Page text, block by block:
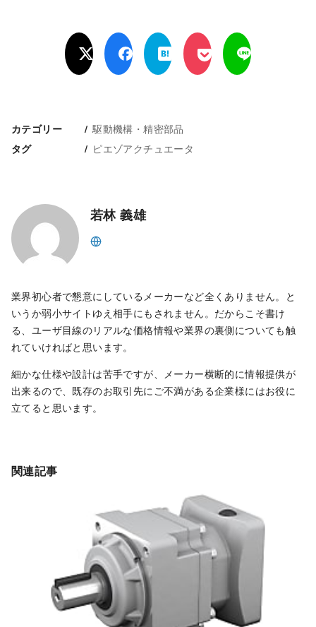
カテゴリー 駆動機構・精密部品
タグ ピエゾアクチュエータ
若林 義雄
業界初心者で懇意にしているメーカーなど全くありません。と
いうか弱小サイトゆえ相手にもされません。だからこそ書け
る、ユーザ目線のリアルな価格情報や業界の裏側についても触
れていければと思います。
細かな仕様や設計は苦手ですが、メーカー横断的に情報提供が
出来るので、既存のお取引先にご不満がある企業様にはお役に
立てると思います。
関連記事